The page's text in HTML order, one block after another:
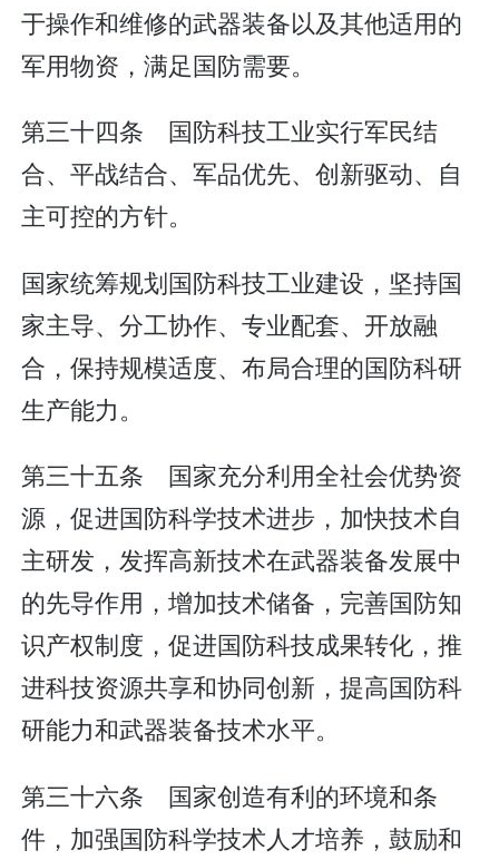
于操作和维修的武器装备以及其他适用的
军用物资，满足国防需要。
第三十四条 国防科技工业实行军民结
合、平战结合、军品优先、创新驱动、自
主可控的方针。
国家统筹规划国防科技工业建设，坚持国
家主导、分工协作、专业配套、开放融
合，保持规模适度、布局合理的国防科研
生产能力。
第三十五条 国家充分利用全社会优势资
源，促进国防科学技术进步，加快技术自
主研发，发挥高新技术在武器装备发展中
的先导作用，增加技术储备，完善国防知
识产权制度，促进国防科技成果转化，推
进科技资源共享和协同创新，提高国防科
研能力和武器装备技术水平。
第三十六条 国家创造有利的环境和条
件，加强国防科学技术人才培养，鼓励和